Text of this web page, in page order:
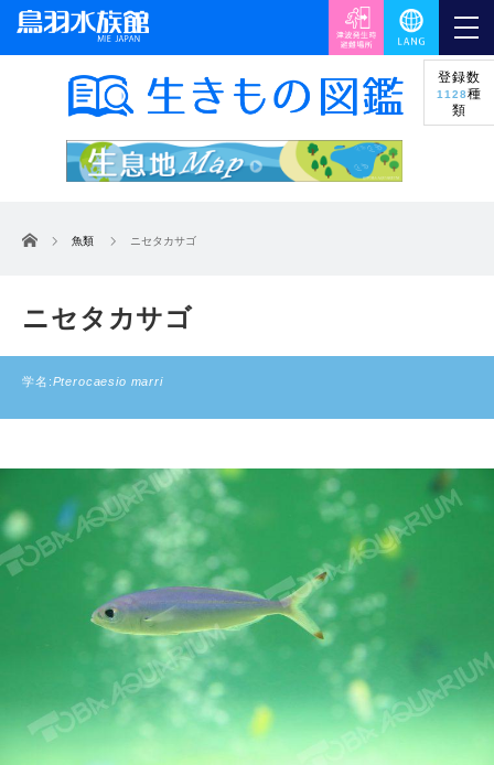
登録数
1128種
類
ホーム 魚類 ニセタカサゴ
ニセタカサゴ
学名:Pterocaesio marri